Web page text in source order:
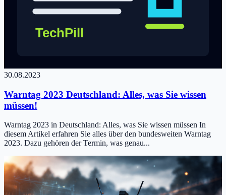
30.08.2023
Warntag 2023 Deutschland: Alles, was Sie wissen
müssen!
Warntag 2023 in Deutschland: Alles, was Sie wissen müssen In
diesem Artikel erfahren Sie alles über den bundesweiten Warntag
2023. Dazu gehören der Termin, was genau...